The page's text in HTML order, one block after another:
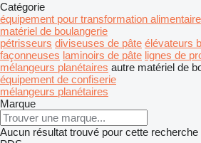
Catégorie
équipement pour transformation alimentaire
matériel de boulangerie
pétrisseurs diviseuses de pâte élévateurs
façonneuses laminoirs de pâte lignes de
mélangeurs planétaires autre matériel de
équipement de confiserie
mélangeurs planétaires
Marque
Aucun résultat trouvé pour cette recherche